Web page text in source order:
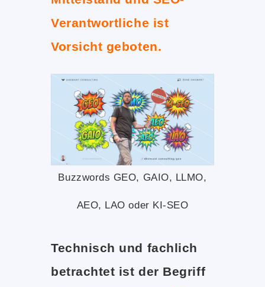
Verantwortliche ist
Vorsicht geboten.
Buzzwords GEO, GAIO, LLMO,
AEO, LAO oder KI-SEO
Technisch und fachlich
betrachtet ist der Begriff